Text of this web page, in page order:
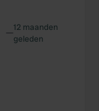
—12 maanden
geleden